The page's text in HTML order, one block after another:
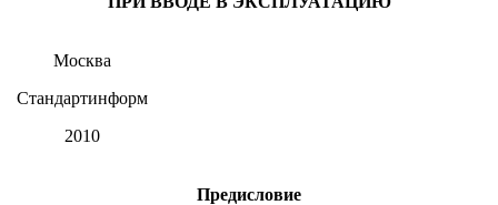
Москва
Стандартинформ
2010
Предисловие